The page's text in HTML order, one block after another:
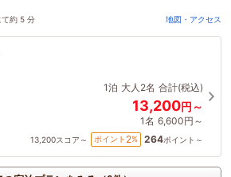
約 5 分 地図・アクセス
1泊 大人2名 合計(税込)
13,200円～
1名 6,600円～
13,200スコア～ ポイント 2% 264ポイント～